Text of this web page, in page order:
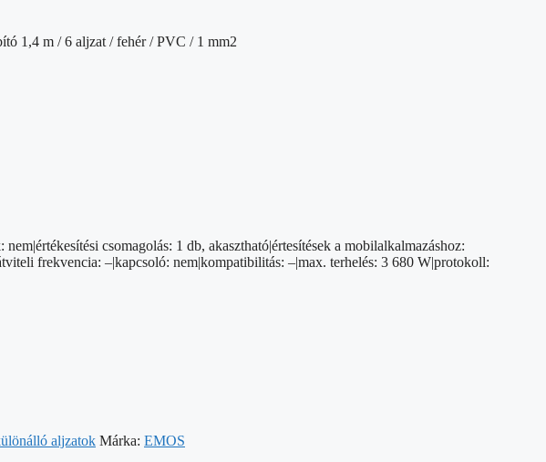
1,4 m / 6 aljzat / fehér / PVC / 1 mm2
csomagolás: 1 db, akasztható|értesítések a mobilalkalmazáshoz:
frekvencia: –|kapcsoló: nem|kompatibilitás: –|max. terhelés: 3 680 W|protokoll:
aljzatok Márka: EMOS